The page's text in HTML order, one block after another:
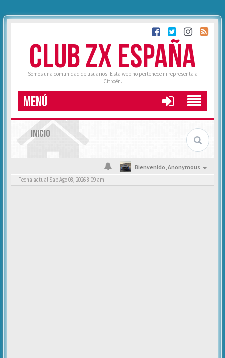
CLUB ZX ESPAÑA
Somos una comunidad de usuarios. Esta web no pertenece ni representa a
Citroën.
MENÚ
INICIO
Bienvenido,Anonymous
Fecha actual Sab Ago 08, 2026 8:09 am